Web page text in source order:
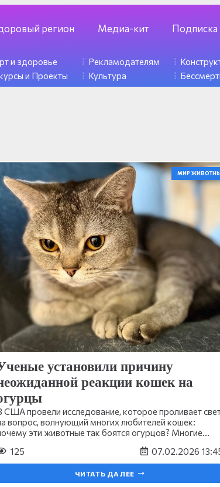
регион Медиа-кит Подписка
и здоровье
и Проекты
Рекламодателям
Культура
МИР
установили причину
реакции кошек на
США провели исследование, которое проливает
вопрос, волнующий многих любителей кошек:
эти животные так боятся огурцов? Многие…
125
07.02.2026
ЧИТАТЬ ДАЛЕЕ